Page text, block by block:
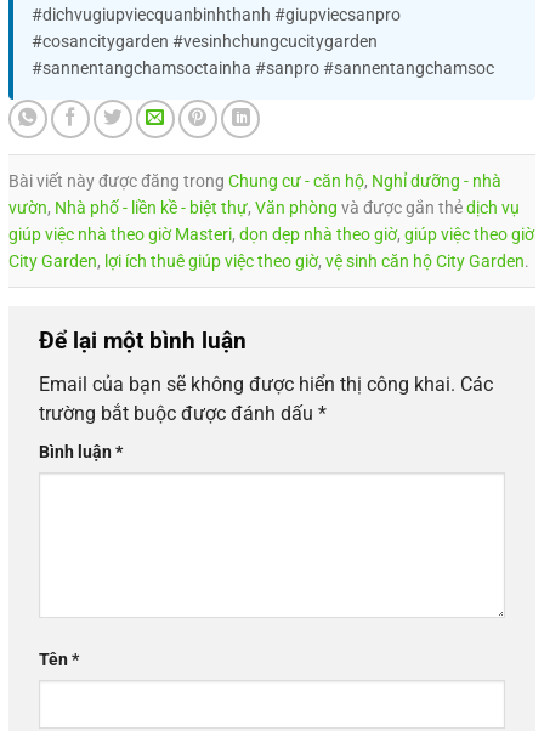
#dichvugiupviecquanbinhthanh #giupviecsanpro
#cosancitygarden #vesinhchungcucitygarden
#sannentangchamsoctainha #sanpro #sannentangchamsoc
Bài viết này được đăng trong Chung cư - căn hộ, Nghỉ dưỡng - nhà
vườn, Nhà phố - liền kề - biệt thự, Văn phòng và được gắn thẻdịch vụ
giúp việc nhà theo giờ Masteri, dọn dẹp nhà theo giờ, giúp việc theo giờ
City Garden, lợi ích thuê giúp việc theo giờ, vệ sinh căn hộ City Garden.
Để lại một bình luận
Email của bạn sẽ không được hiển thị công khai. Các
trường bắt buộc được đánh dấu *
Bình luận*
Tên*